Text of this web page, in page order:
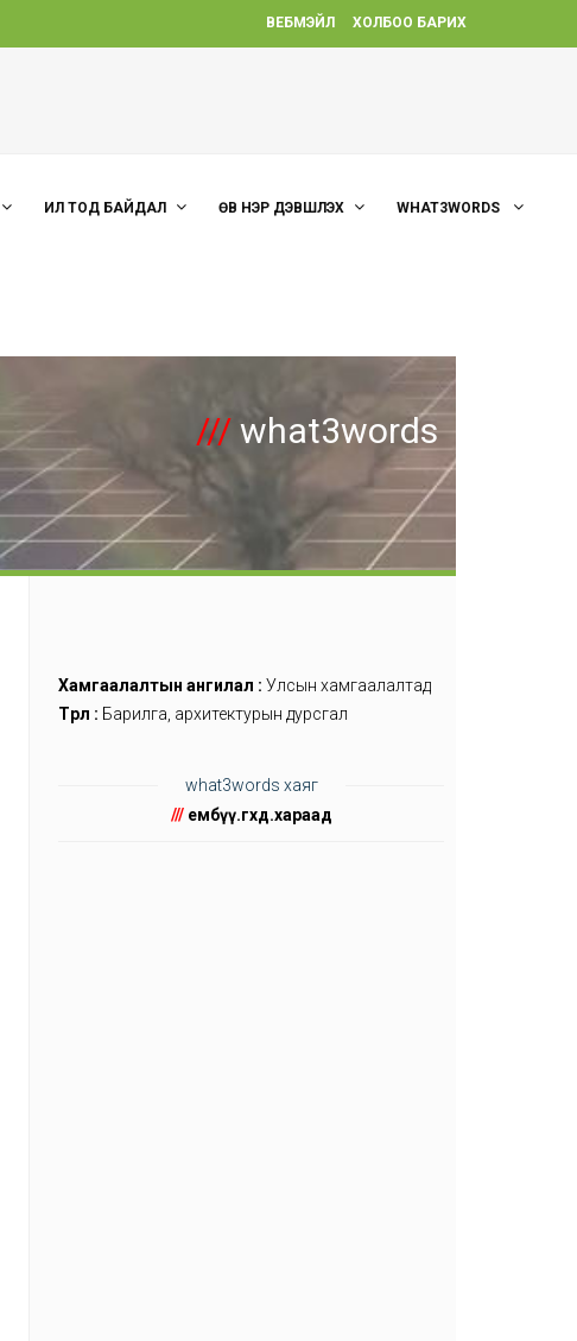
ВЕБМЭЙЛ ХОЛБОО БАРИХ
ИЛ ТОД БАЙДАЛ ӨВ НЭР ДЭВШҮҮЛЭХ WHAT3WORDS
/// what3words
Хамгаалалтын ангилал : Улсын хамгаалалтад
Төрөл : Барилга, архитектурын дурсгал
what3words хаяг
/// ембүү.өгөхөд.хараад